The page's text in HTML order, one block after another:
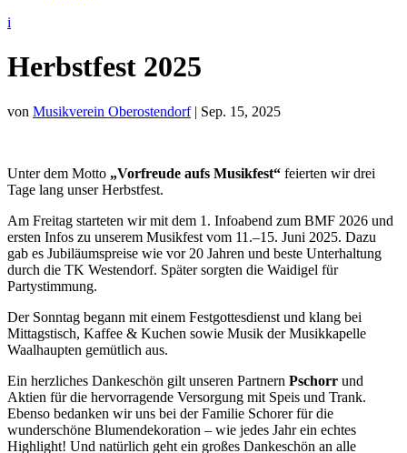
i
Herbstfest 2025
von Musikverein Oberostendorf| Sep. 15, 2025
Unter dem Motto „Vorfreude aufs Musikfest“ feierten wir drei
Tage lang unser Herbstfest.
Am Freitag starteten wir mit dem 1. Infoabend zum BMF 2026 und
ersten Infos zu unserem Musikfest vom 11.–15. Juni 2025. Dazu
gab es Jubiläumspreise wie vor 20 Jahren und beste Unterhaltung
durch die TK Westendorf. Später sorgten die Waidigel für
Partystimmung.
Der Sonntag begann mit einem Festgottesdienst und klang bei
Mittagstisch, Kaffee & Kuchen sowie Musik der Musikkapelle
Waalhaupten gemütlich aus.
Ein herzliches Dankeschön gilt unseren Partnern Pschorr und
Aktien für die hervorragende Versorgung mit Speis und Trank.
Ebenso bedanken wir uns bei der Familie Schorer für die
wunderschöne Blumendekoration – wie jedes Jahr ein echtes
Highlight! Und natürlich geht ein großes Dankeschön an alle